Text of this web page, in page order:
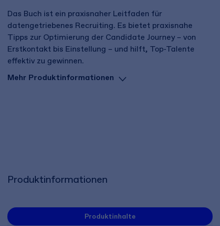
Das Buch ist ein praxisnaher Leitfaden für
datengetriebenes Recruiting. Es bietet praxisnahe
Tipps zur Optimierung der Candidate Journey – von
Erstkontakt bis Einstellung – und hilft, Top-Talente
effektiv zu gewinnen.
Mehr Produktinformationen
Produktinformationen
Produktinhalte